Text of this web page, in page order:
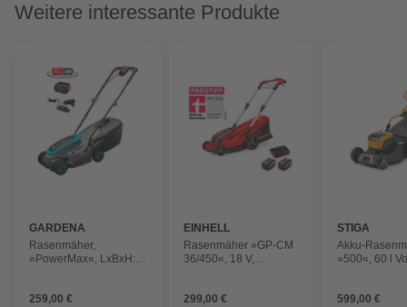
Weitere interessante Produkte
GARDENA
Rasenmäher,
»PowerMax«, LxBxH:
259,00 €
EINHELL
Rasenmäher »GP-CM
36/450«, 18 V,
Akkus
299,00 €
STIGA
Akku-
»500«, 60 l
599,00 €